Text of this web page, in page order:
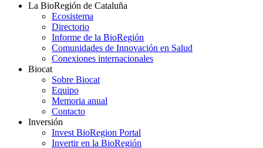
La BioRegión de Cataluña
Ecosistema
Directorio
Informe de la BioRegión
Comunidades de Innovación en Salud
Conexiones internacionales
Biocat
Sobre Biocat
Equipo
Memoria anual
Contacto
Inversión
Invest BioRegion Portal
Invertir en la BioRegión